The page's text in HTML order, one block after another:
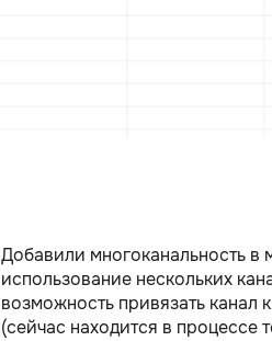
Добавили многоканальность в
использование нескольких
возможность привязать
(сейчас находится в процессе